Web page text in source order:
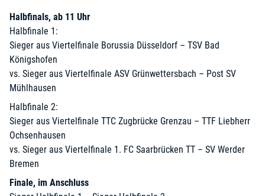
Halbfinals, ab 11 Uhr
Halbfinale 1:
Sieger aus Viertelfinale Borussia Düsseldorf – TSV Bad
Königshofen
vs. Sieger aus Viertelfinale ASV Grünwettersbach – Post SV
Mühlhausen
Halbfinale 2:
Sieger aus Viertelfinale TTC Zugbrücke Grenzau – TTF Liebherr
Ochsenhausen
vs. Sieger aus Viertelfinale 1. FC Saarbrücken TT – SV Werder
Bremen
Finale, im Anschluss